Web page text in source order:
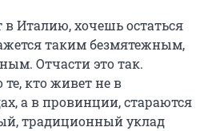
Италию, хочешь остаться
таким безмятежным,
Отчасти это так.
кто живет не в
а в провинции, стараются
традиционный уклад